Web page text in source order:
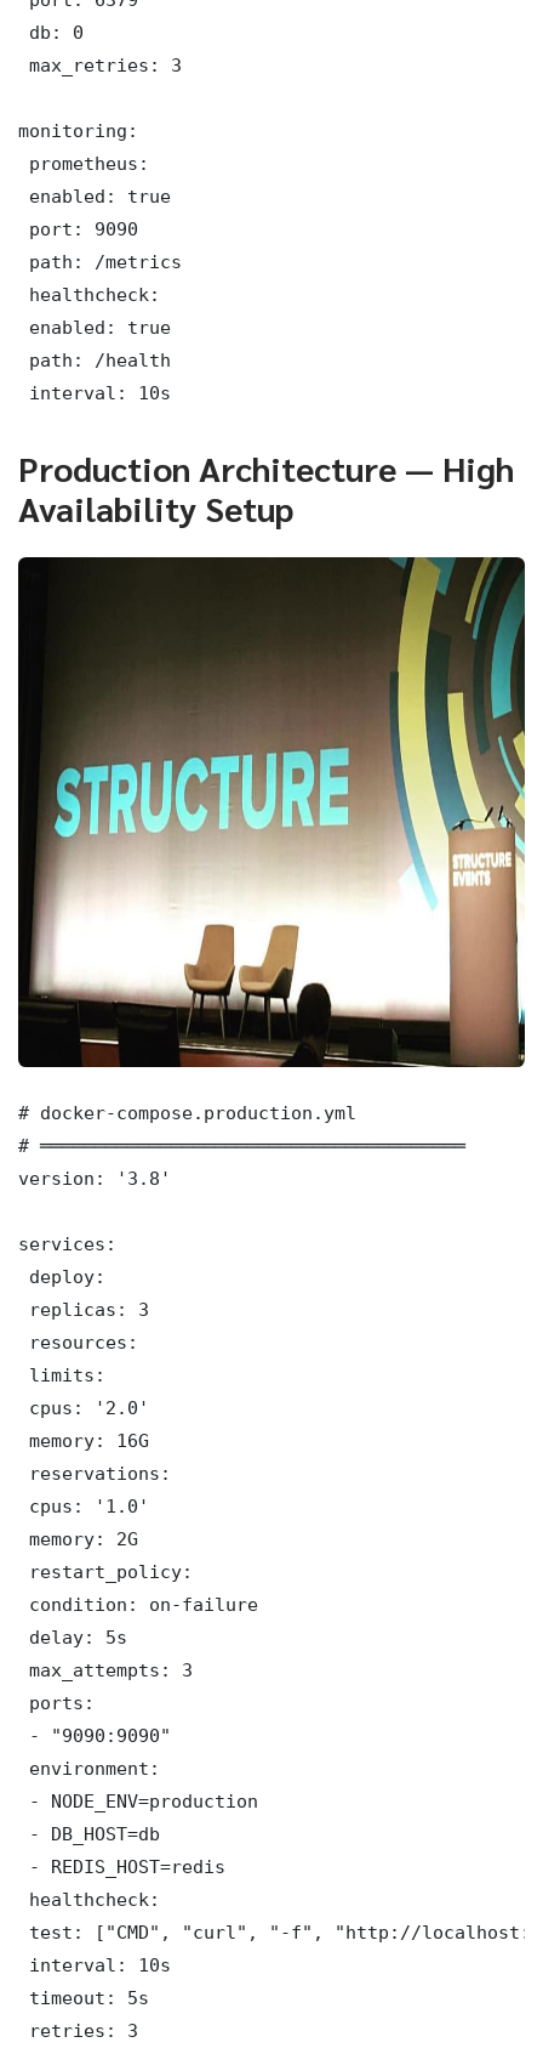
db: 0
max_retries: 3
monitoring:
prometheus:
enabled: true
port: 9090
path: /metrics
healthcheck:
enabled: true
path: /health
interval: 10s
Production Architecture — High
Availability Setup
# docker-compose.production.yml
# ═══════════════════════════════════════
version: '3.8'
services:
deploy:
replicas: 3
resources:
limits:
cpus: '2.0'
memory: 16G
reservations:
cpus: '1.0'
memory: 2G
restart_policy:
condition: on-failure
delay: 5s
max_attempts: 3
ports:
- "9090:9090"
environment:
- NODE_ENV=production
- DB_HOST=db
- REDIS_HOST=redis
healthcheck:
test: ["CMD", "curl", "-f", "http://
interval: 10s
timeout: 5s
retries: 3